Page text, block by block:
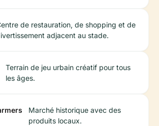
de restauration, de shopping et de
adjacent au stade.
Terrain de jeu urbain créatif pour tous
les âges.
Marché historique avec des
produits locaux.